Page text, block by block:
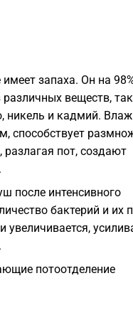
запаха. Он на
различных веществ,
никель и кадмий.
способствует
разлагая пот, создают
после интенсивного
бактерий и их
увеличивается,
потоотделение